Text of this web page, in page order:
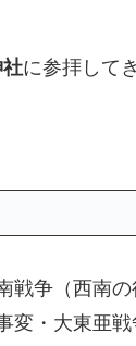
に参拝して
戦争（西南
変・大東亜